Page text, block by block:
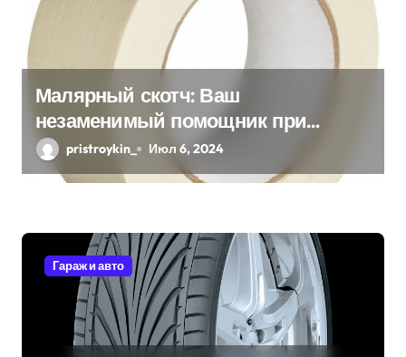
Малярный скотч: Ваш
незаменимый помощник при
ремонтных работах
pristroykin_ Июл 6, 2024
Гараж и авто